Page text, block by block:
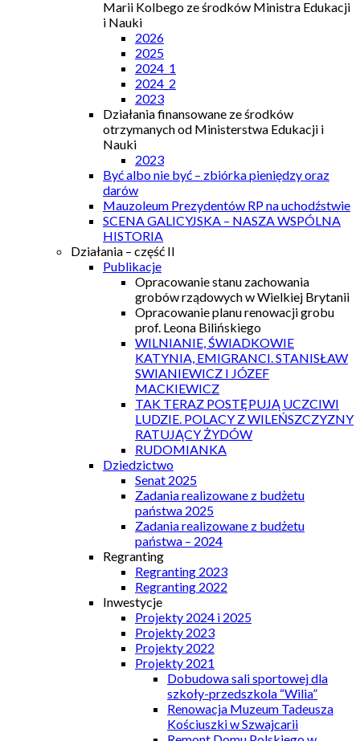
Marii Kolbego ze środków Ministra Edukacji
i Nauki
2026
2025
2024_1
2024_2
2023
Działania finansowane ze środków
otrzymanych od Ministerstwa Edukacji i
Nauki
2023
Być albo nie być – zbiórka pieniędzy oraz
darów
Mauzoleum Prezydentów RP na uchodźstwie
SCENA GALICYJSKA – NASZA WSPÓLNA
HISTORIA
Działania – część II
Publikacje
Opracowanie stanu zachowania
grobów rządowych w Wielkiej Brytanii
Opracowanie planu renowacji grobu
prof. Leona Bilińskiego
WILNIANIE, ŚWIADKOWIE
KATYNIA, EMIGRANCI. STANISŁAW
SWIANIEWICZ I JÓZEF
MACKIEWICZ
TAK TERAZ POSTĘPUJĄ UCZCIWI
LUDZIE. POLACY Z WILEŃSZCZYZNY
RATUJĄCY ŻYDÓW
RUDOMIANKA
Dziedzictwo
Senat 2025
Zadania realizowane z budżetu
państwa 2025
Zadania realizowane z budżetu
państwa – 2024
Regranting
Regranting 2023
Regranting 2022
Inwestycje
Projekty 2024 i 2025
Projekty 2023
Projekty 2022
Projekty 2021
Dobudowa sali sportowej dla
szkoły-przedszkola “Wilia”
Renowacja Muzeum Tadeusza
Kościuszki w Szwajcarii